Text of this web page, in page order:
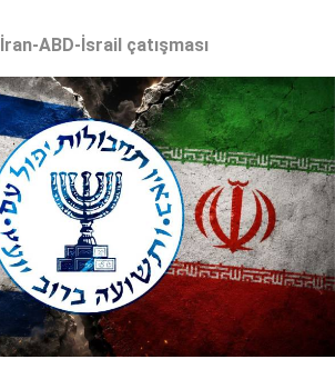
İran-ABD-İsrail çatışması